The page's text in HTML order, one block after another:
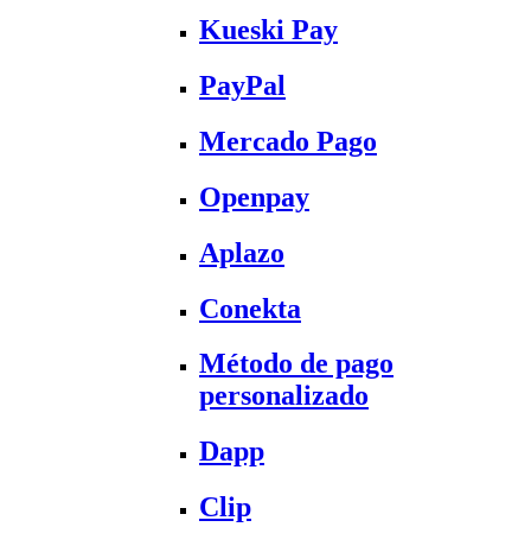
Kueski Pay
PayPal
Mercado Pago
Openpay
Aplazo
Conekta
Método de pago
personalizado
Dapp
Clip